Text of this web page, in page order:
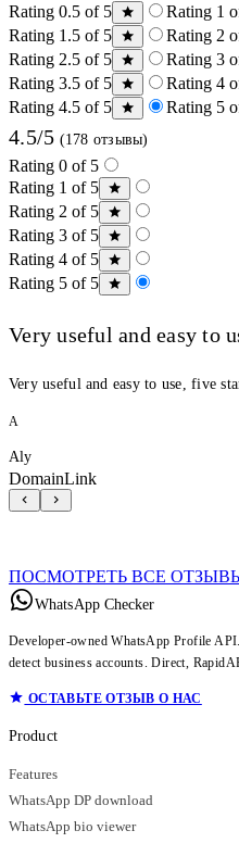
Rating 0.5 of 5
Rating 1
Rating 1.5 of 5
Rating 2
Rating 2.5 of 5
Rating 3
Rating 3.5 of 5
Rating 4
Rating 4.5 of 5
Rating 5
4.5/5 (178 отзывы)
Rating 0 of 5
Rating 1 of 5
Rating 2 of 5
Rating 3 of 5
Rating 4 of 5
Rating 5 of 5
Very useful and easy to
Very useful and easy to use, five
A
Aly
DomainLink
ПОСМОТРЕТЬ ВСЕ
WhatsApp Checker
Developer-owned WhatsApp Profile
detect business accounts. Direct,
ОСТАВЬТЕ ОТЗЫВ О НАС
Product
Features
WhatsApp DP download
WhatsApp bio viewer